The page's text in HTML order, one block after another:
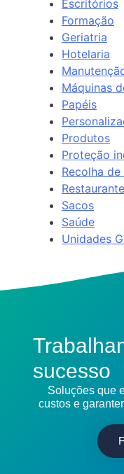
Escritórios
Formação
Geriatria
Hotelaria
Máquinas
Papéis
Produtos
Proteção
Recolha
Sacos
Saúde
Unidades
sucesso
Soluções que
custos e